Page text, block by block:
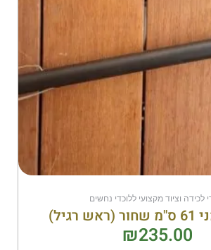
לכידה וציוד מקצועי ללוכדי נחשים
₪235.00